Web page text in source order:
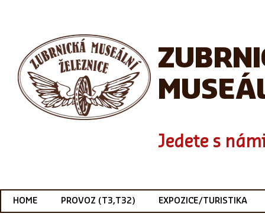
Jedete s
HOME PROVOZ (T3,T32) EXPOZICE/TURISTIKA